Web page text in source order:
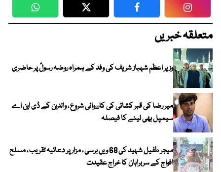
WhatsApp Twitter Facebook
متعلقہ خبریں
وزیر اعظم شہباز شریف کی وفد کے ہمراہ روضہ رسولؐ پر حاضری
میر رضا کی قبر کشائی کی کارروائی شروع ، والدین کے ڈی این اے
سیمپل بھی لینے کا فیصلہ
میجر طفیل شہید کی 68 ویں برسی ، مزار پر دعائیہ تقریب ، مسلح
افواج کے سربراہان کا خراج عقیدت